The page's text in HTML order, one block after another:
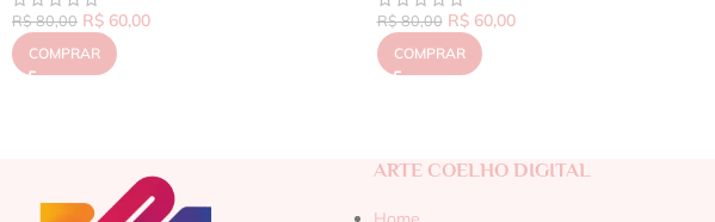
R$80,00 R$ 60,00
COMPRAR
R$80,00 R$60,00
COMPRAR
ARTE COELHO DIGITAL